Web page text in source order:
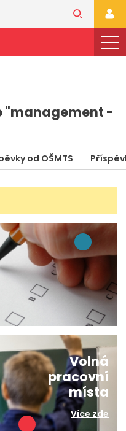
"management -
od OŠMTS
Volná
pracovní
místa
Více zde